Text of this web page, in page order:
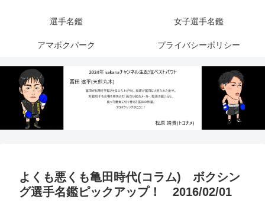
選手名鑑 女子選手名鑑
アマボクパーク プライバシーポリシー
よくも悪くも亀田時代(コラム) ボクシン
グ選手名鑑ピックアップ！ 2016/02/01